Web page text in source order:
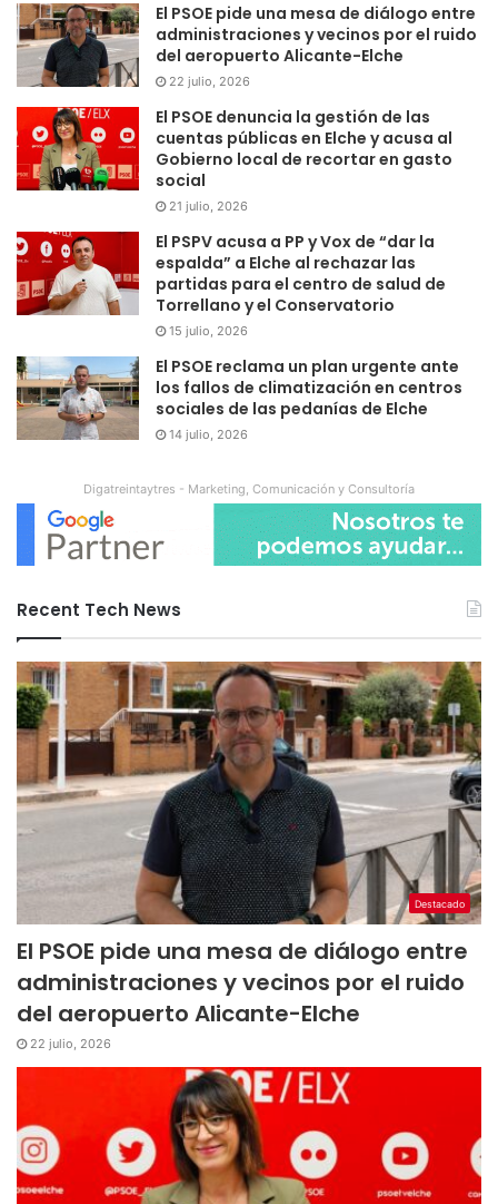
El PSOE pide una mesa de diálogo entre
administraciones y vecinos por el ruido
del aeropuerto Alicante-Elche
22 julio, 2026
El PSOE denuncia la gestión de las
cuentas públicas en Elche y acusa al
Gobierno local de recortar en gasto
social
21 julio, 2026
El PSPV acusa a PP y Vox de “dar la
espalda” a Elche al rechazar las
partidas para el centro de salud de
Torrellano y el Conservatorio
15 julio, 2026
El PSOE reclama un plan urgente ante
los fallos de climatización en centros
sociales de las pedanías de Elche
14 julio, 2026
Digatreintaytres - Marketing, Comunicación y Consultoría
Recent Tech News
Destacado
El PSOE pide una mesa de diálogo entre
administraciones y vecinos por el ruido
del aeropuerto Alicante-Elche
22 julio, 2026